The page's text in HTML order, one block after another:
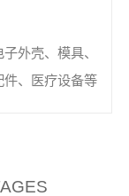
外壳、模具、
件、医疗设备等